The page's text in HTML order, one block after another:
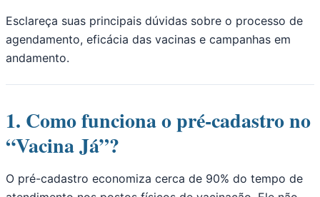
Esclareça suas principais dúvidas sobre o processo de
agendamento, eficácia das vacinas e campanhas em
andamento.
1. Como funciona o pré-cadastro no
“Vacina Já”?
O pré-cadastro economiza cerca de 90% do tempo de